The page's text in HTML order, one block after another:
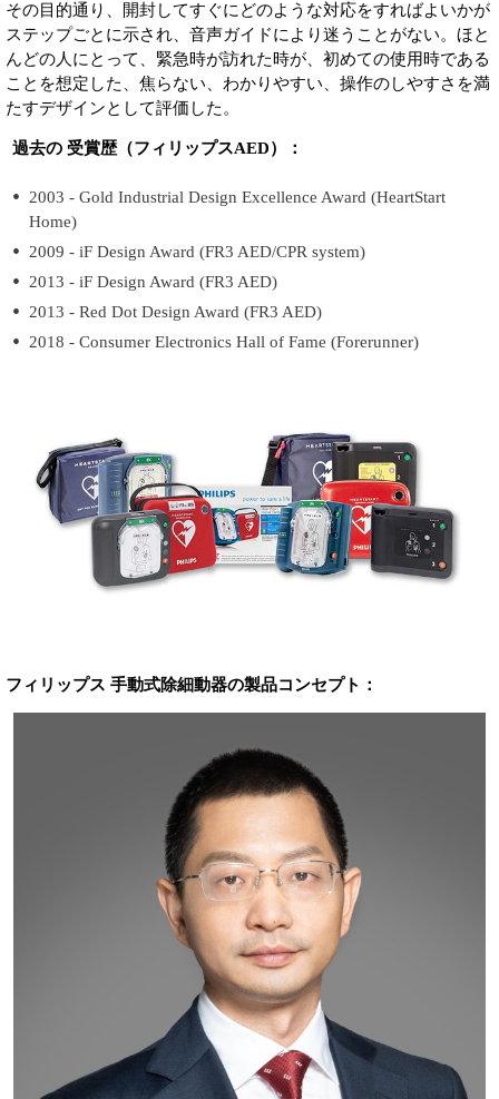
その目的通り、開封してすぐにどのような対応をすればよいかが
ステップごとに示され、音声ガイドにより迷うことがない。ほと
んどの人にとって、緊急時が訪れた時が、初めての使用時である
ことを想定した、焦らない、わかりやすい、操作のしやすさを満
たすデザインとして評価した。
過去の 受賞歴（フィリップスAED）：
2003 - Gold Industrial Design Excellence Award (HeartStart
Home)
2009 - iF Design Award (FR3 AED/CPR system)
2013 - iF Design Award (FR3 AED)
2013 - Red Dot Design Award (FR3 AED)
2018 - Consumer Electronics Hall of Fame (Forerunner)
フィリップス 手動式除細動器の製品コンセプト：